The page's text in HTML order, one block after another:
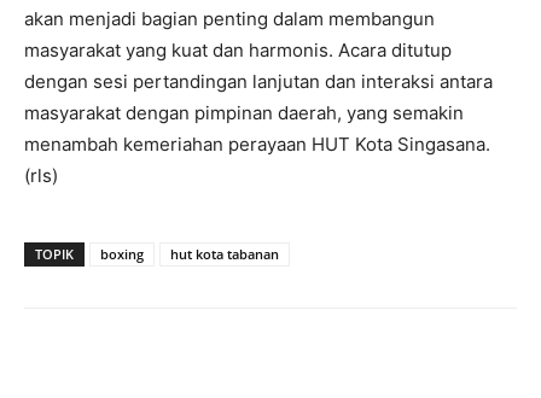
akan menjadi bagian penting dalam membangun
masyarakat yang kuat dan harmonis. Acara ditutup
dengan sesi pertandingan lanjutan dan interaksi antara
masyarakat dengan pimpinan daerah, yang semakin
menambah kemeriahan perayaan HUT Kota Singasana.
(rls)
TOPIK boxing hut kota tabanan